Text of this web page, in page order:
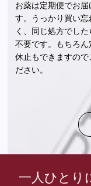
お薬は定期便でお届
す。うっかり買い忘
く、同じ処方でした
不要です。もちろん
休止もできますので
ださい。
一人ひとり